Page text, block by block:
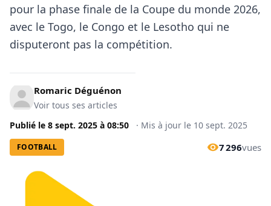
pour la phase finale de la Coupe du monde 2026,
avec le Togo, le Congo et le Lesotho qui ne
disputeront pas la compétition.
Romaric Déguénon
Voir tous ses articles
Publié le 8 sept. 2025 à 08:50 · Mis à jour le 10 sept. 2025
FOOTBALL 7 296vues